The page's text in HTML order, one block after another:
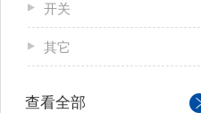
开关
其它
查看全部